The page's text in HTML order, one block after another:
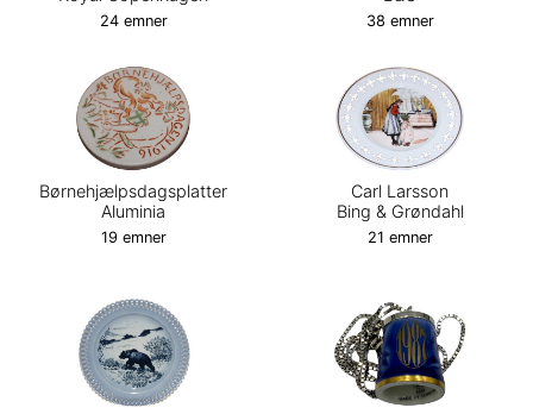
24 emner 38 emner
Børnehjælpsdagsplatter
Aluminia
19 emner
Carl Larsson
Bing & Grøndahl
21 emner